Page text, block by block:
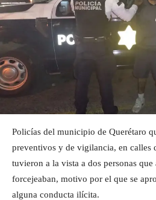
Policías del municipio de Querétaro
preventivos y de vigilancia, en calles
tuvieron a la vista a dos personas que
forcejeaban, motivo por el que se
alguna conducta ilícita.